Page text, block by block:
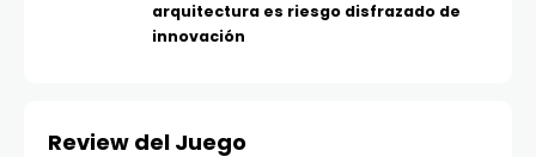
arquitectura es riesgo disfrazado de
innovación
Review del Juego